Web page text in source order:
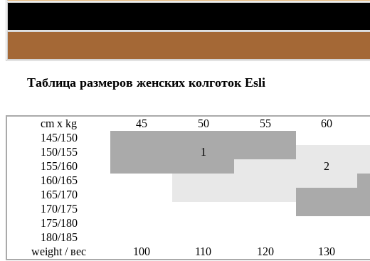
Таблица размеров женских колготок Esli
cm x kg 45 50 55 60
145/150
150/155
1
155/160
2
160/165
165/170
170/175
175/180
180/185
weight / вес
100 110 120 130